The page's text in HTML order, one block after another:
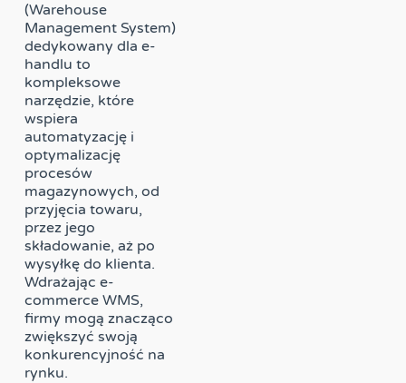
(Warehouse
Management System)
dedykowany dla e-
handlu to
kompleksowe
narzędzie, które
wspiera
automatyzację i
optymalizację
procesów
magazynowych, od
przyjęcia towaru,
przez jego
składowanie, aż po
wysyłkę do klienta.
Wdrażając e-
commerce WMS,
firmy mogą znacząco
zwiększyć swoją
konkurencyjność na
rynku.